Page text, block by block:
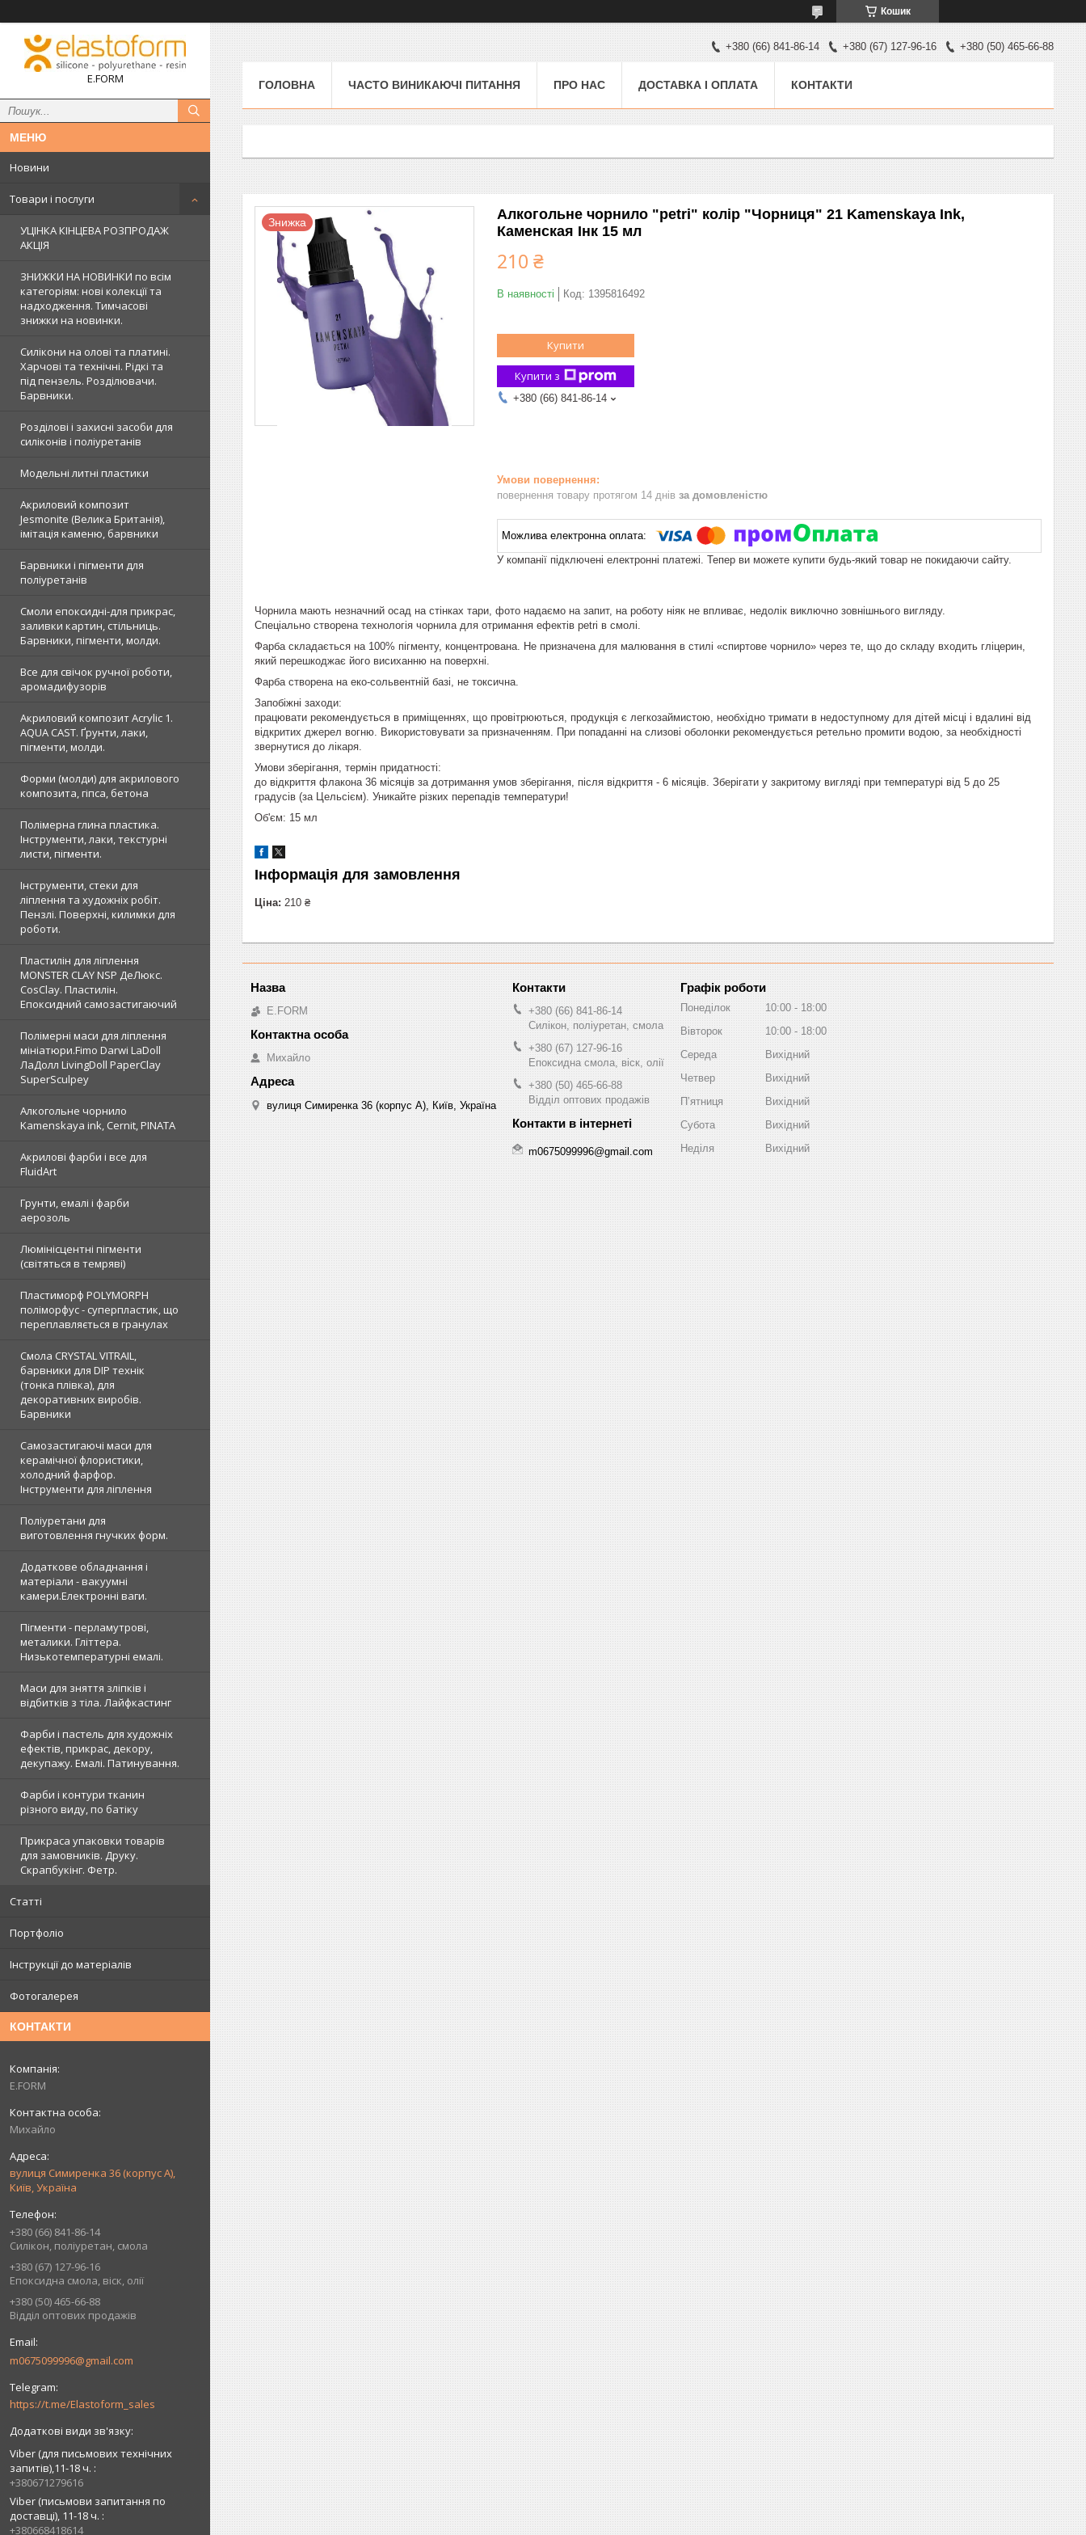
Кошик
E.FORM
Новини
Товари і послуги
УЦІНКА КІНЦЕВА РОЗПРОДАЖ
АКЦІЯ
ЗНИЖКИ НА НОВИНКИ по всім
категоріям: нові колекцїї та
надходження. Тимчасові
знижки на новинки.
Силікони на олові та платині.
Харчові та технічні. Рідкі та
під пензель. Розділювачи.
Барвники.
Розділові і захисні засоби для
силіконів і поліуретанів
Модельні литні пластики
Акриловий композит
Jesmonite (Велика Британія),
імітація каменю, барвники
Барвники і пігменти для
поліуретанів
Смоли епоксидні-для прикрас,
заливки картин, стільниць.
Барвники, пігменти, молди.
Все для свічок ручної роботи,
аромадифузорів
Акриловий композит Acrylic 1.
AQUA CAST. Ґрунти, лаки,
пігменти, молди.
Форми (молди) для акрилового
композита, гіпса, бетона
Полімерна глина пластика.
Інструменти, лаки, текстурні
листи, пігменти.
Інструменти, стеки для
ліплення та художніх робіт.
Пензлі. Поверхні, килимки для
роботи.
Пластилін для ліплення
MONSTER CLAY NSP ДеЛюкс.
CosClay. Пластилін.
Епоксидний самозастигаючий
Полімерні маси для ліплення
мініатюри.Fimo Darwi LaDoll
ЛаДолл LivingDoll PaperClay
SuperSculpey
Алкогольне чорнило
Kamenskaya ink, Cernit, PINATA
Акрилові фарби і все для
FluidArt
Грунти, емалі і фарби
аерозоль
Люмінісцентні пігменти
(світяться в темряві)
Пластиморф POLYMORPH
поліморфус - суперпластик, що
переплавляється в гранулах
Смола CRYSTAL VITRAIL,
барвники для DIP технік
(тонка плівка), для
декоративних виробів.
Барвники
Самозастигаючі маси для
керамічної флористики,
холодний фарфор.
Інструменти для ліплення
Поліуретани для
виготовлення гнучких форм.
Додаткове обладнання і
матеріали - вакуумні
камери.Електронні ваги.
Пігменти - перламутрові,
металики. Гліттера.
Низькотемпературні емалі.
Маси для зняття зліпків і
відбитків з тіла. Лайфкастинг
Фарби і пастель для художніх
ефектів, прикрас, декору,
декупажу. Емалі. Патинування.
Фарби і контури тканин
різного виду, по батіку
Прикраса упаковки товарів
для замовників. Друку.
Скрапбукінг. Фетр.
Статті
Портфоліо
Інструкції до матеріалів
Фотогалерея
КОНТАКТИ
E.FORM
Михайло
вулиця Симиренка 36 (корпус А),
Київ, Україна
+380 (66) 841-86-14
Силікон, поліуретан, смола
+380 (67) 127-96-16
Епоксидна смола, віск, олії
+380 (50) 465-66-88
Відділ оптових продажів
m0675099996@gmail.com
https://t.me/Elastoform_sales
Viber (для письмових технічних
запитів),11-18 ч.
+380671279616
Viber (письмови запитання по
доставці), 11-18 ч.
+380668418614
+380 (66) 841-86-14 +380 (67) 127-96-16 +380 (50) 465-66-88
ГОЛОВНА ЧАСТО ВИНИКАЮЧІ ПИТАННЯ ПРО НАС ДОСТАВКА І ОПЛАТА КОНТАКТИ
Знижка
Алкогольне чорнило "petri" колір "Чорниця" 21 Kamenskaya Ink,
Каменская Інк 15 мл
210 ₴
В наявності Код: 1395816492
Купити
Купити з
+380 (66) 841-86-14
повернення товару протягом 14 днів за домовленістю
У компанії підключені електронні платежі. Тепер ви можете купити будь-який товар не покидаючи сайту.
Чорнила мають незначний осад на стінках тари, фото надаємо на запит, на роботу ніяк не впливає, недолік виключно зовнішнього вигляду.
Спеціально створена технологія чорнила для отримання ефектів petri в смолі.
Фарба складається на 100% пігменту, концентрована. Не призначена для малювання в стилі «спиртове чорнило» через те, що до складу входить гліцерин,
який перешкоджає його висиханню на поверхні.
Фарба створена на еко-сольвентній базі, не токсична.
Запобіжні заходи:
працювати рекомендується в приміщеннях, що провітрюються, продукція є легкозаймистою, необхідно тримати в недоступному для дітей місці і вдалині від
відкритих джерел вогню. Використовувати за призначенням. При попаданні на слизові оболонки рекомендується ретельно промити водою, за необхідності
звернутися до лікаря.
Умови зберігання, термін придатності:
до відкриття флакона 36 місяців за дотримання умов зберігання, після відкриття - 6 місяців. Зберігати у закритому вигляді при температурі від 5 до 25
градусів (за Цельсієм). Уникайте різких перепадів температури!
Об'єм: 15 мл
Інформація для замовлення
Ціна: 210 ₴
E.FORM
Михайло
вулиця Симиренка 36 (корпус А), Київ, Україна
+380 (66) 841-86-14
Силікон, поліуретан, смола
+380 (67) 127-96-16
Епоксидна смола, віск, олії
+380 (50) 465-66-88
Відділ оптових продажів
m0675099996@gmail.com
Графік роботи
Понеділок 10:00
18:00
Вівторок
10:00
18:00
Середа
Вихідний
Четвер
Вихідний
Пʼятниця
Вихідний
Субота
Вихідний
Неділя
Вихідний